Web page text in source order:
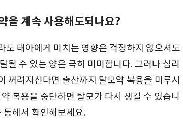
을 계속 사용해도되나요?
도 태아에게 미치는 영향은 걱정하지 않으셔도
될 수 있는 양은 극히 미미합니다. 그러나 심리
꺼려지신다면 출산까지 탈모약 복용을 미루시
복용을 중단하면 탈모가 다시 생길 수 있습니
통해서 확인해보세요.